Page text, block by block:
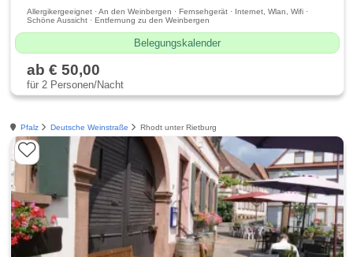
Allergikergeeignet · An den Weinbergen · Fernsehgerät · Internet, Wlan, Wifi ·
Schöne Aussicht · Entfernung zu den Weinbergen
Belegungskalender
ab € 50,00
für 2 Personen/Nacht
Pfalz Deutsche Weinstraße Rhodt unter Rietburg